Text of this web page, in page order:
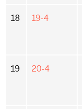
18 19-4
19 20-4